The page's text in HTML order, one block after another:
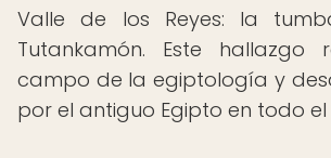
Valle de los Reyes: la
Tutankamón. Este hallazgo
campo de la egiptología y
por el antiguo Egipto en todo